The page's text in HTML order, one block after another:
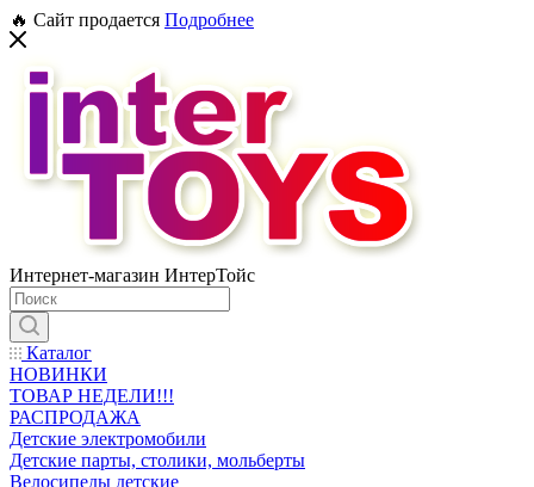
🔥 Сайт продается Подробнее
Интернет-магазин ИнтерТойс
Каталог
НОВИНКИ
ТОВАР НЕДЕЛИ!!!
РАСПРОДАЖА
Детские электромобили
Детские парты, столики, мольберты
Велосипеды детские